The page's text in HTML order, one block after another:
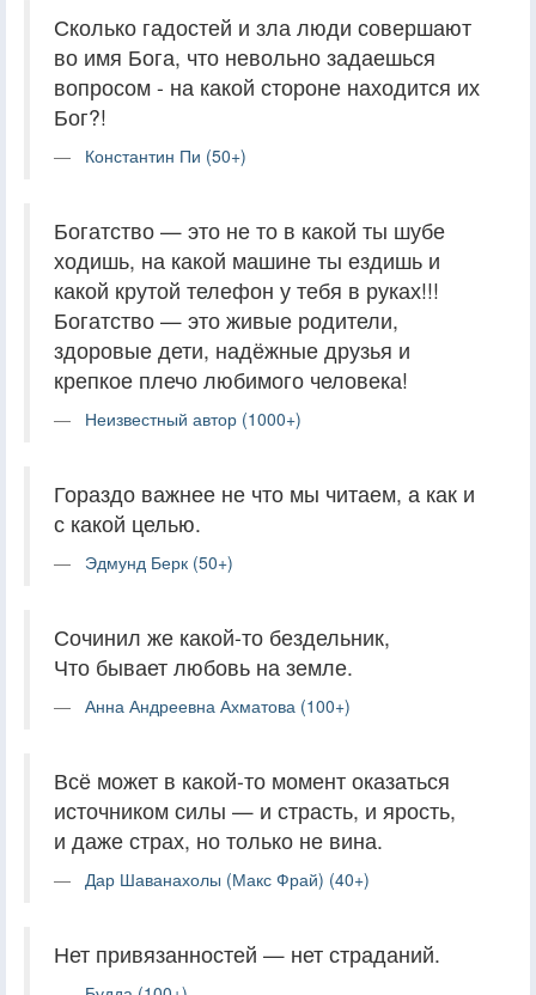
Сколько гадостей и зла люди совершают
во имя Бога, что невольно задаешься
вопросом - на какой стороне находится их
Бог?!
Константин Пи (50+)
Богатство — это не то в какой ты шубе
ходишь, на какой машине ты ездишь и
какой крутой телефон у тебя в руках!!!
Богатство — это живые родители,
здоровые дети, надёжные друзья и
крепкое плечо любимого человека!
Неизвестный автор (1000+)
Гораздо важнее не что мы читаем, а как и
с какой целью.
Эдмунд Берк (50+)
Сочинил же какой-то бездельник,
Что бывает любовь на земле.
Анна Андреевна Ахматова (100+)
Всё может в какой-то момент оказаться
источником силы — и страсть, и ярость,
и даже страх, но только не вина.
Дар Шаванахолы (Макс Фрай) (40+)
Нет привязанностей — нет страданий.